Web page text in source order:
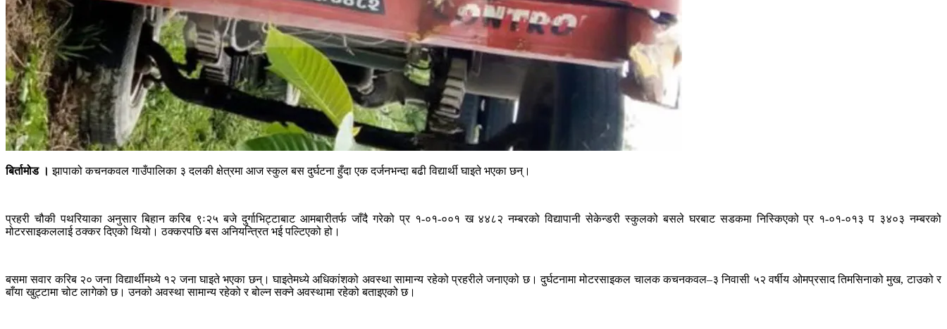
बिर्तामोड । झापाको कचनकवल गाउँपालिका ३ दलकी क्षेत्रमा आज स्कुल बस दुर्घटना हुँदा एक दर्जनभन्दा बढी विद्यार्थी घाइते भएका छन्।
प्रहरी चौकी पथरियाका अनुसार बिहान करिब ९ः२५ बजे दुर्गाभिट्टाबाट आमबारीतर्फ जाँदै गरेको प्र १-०१-००१ ख ४४८२ नम्बरको विद्यापानी सेकेन्डरी स्कुलको बसले घरबाट सडकमा निस्किएको प्र १-०१-०१३ प ३४०३ नम्बरको
मोटरसाइकललाई ठक्कर दिएको थियो। ठक्करपछि बस अनियन्त्रित भई पल्टिएको हो।
बसमा सवार करिब २० जना विद्यार्थीमध्ये १२ जना घाइते भएका छन्। घाइतेमध्ये अधिकांशको अवस्था सामान्य रहेको प्रहरीले जनाएको छ। दुर्घटनामा मोटरसाइकल चालक कचनकवल–३ निवासी ५२ वर्षीय ओमप्रसाद तिमसिनाको मुख, टाउको र
बाँया खुट्टामा चोट लागेको छ। उनको अवस्था सामान्य रहेको र बोल्न सक्ने अवस्थामा रहेको बताइएको छ।